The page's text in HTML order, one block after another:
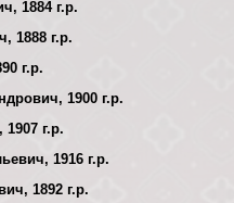
1884 г.р.
1888 г.р.
г.р.
1900 г.р.
г.р.
1916 г.р.
1892 г.р.